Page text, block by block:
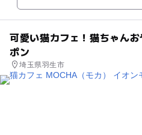
可愛い猫カフェ！猫ちゃん
ポン
埼玉県羽生市